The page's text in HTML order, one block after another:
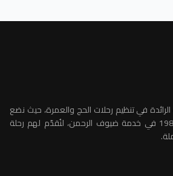
في تنظيم رحلات الحج والعمرة، حيث نضع
خبرتنا الممتدة منذ عام 1988 في خدمة ضيوف الرحمن، لنُقدّم لهم رحلة